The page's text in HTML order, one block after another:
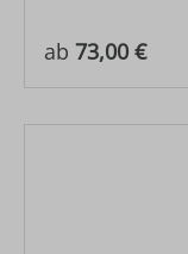
Regulärer Preis:
ab 73,00 €